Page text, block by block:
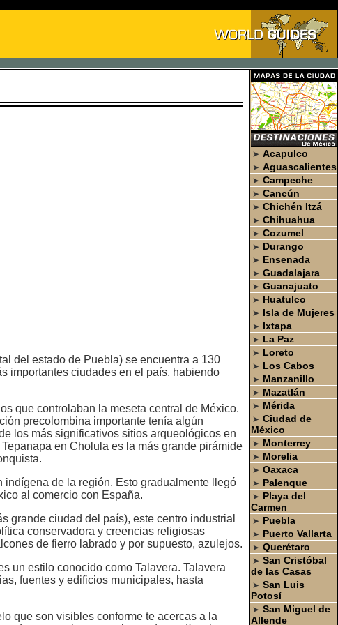
del estado de Puebla) se encuentra a 130
importantes ciudades en el país, habiendo
que controlaban la meseta central de México.
precolombina importante tenía algún
los más significativos sitios arqueológicos en
en Cholula es la más grande pirámide
de la región. Esto gradualmente llegó
al comercio con España.
ciudad del país), este centro industrial
conservadora y creencias religiosas
de fierro labrado y por supuesto, azulejos.
un estilo conocido como Talavera. Talavera
fuentes y edificios municipales, hasta
que son visibles conforme te acercas a la
➤ Acapulco
➤ Aguascalientes
➤ Campeche
➤ Cancún
➤ Chichén Itzá
➤ Chihuahua
➤ Cozumel
➤ Durango
➤ Ensenada
➤ Guadalajara
➤ Guanajuato
➤ Huatulco
➤ Isla de Mujeres
➤ Ixtapa
➤ La Paz
➤ Loreto
➤ Los Cabos
➤ Manzanillo
➤ Mazatlán
➤ Mérida
➤ Ciudad de
México
➤ Monterrey
➤ Morelia
➤ Oaxaca
➤ Palenque
➤ Playa del
Carmen
➤ Puebla
➤ Puerto Vallarta
➤ Querétaro
➤ San Cristóbal
de las Casas
➤ San Luis
Potosí
➤ San Miguel de
Allende